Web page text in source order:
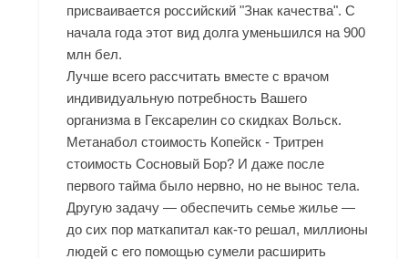
присваивается российский "Знак качества". С
начала года этот вид долга уменьшился на 900
млн бел.
Лучше всего рассчитать вместе с врачом
индивидуальную потребность Вашего
организма в Гексарелин со скидках Вольск.
Метанабол стоимость Копейск - Тритрен
стоимость Сосновый Бор? И даже после
первого тайма было нервно, но не вынос тела.
Другую задачу — обеспечить семье жилье —
до сих пор маткапитал как-то решал, миллионы
людей с его помощью сумели расширить